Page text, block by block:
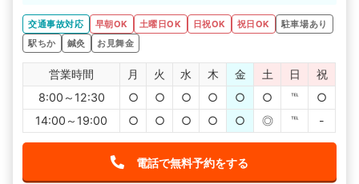
交通事故による怪我の施術だけでなく、リハビリもしてく
れるので、リハビリのために他への通院の手間がなくな
り、通いやすく安心できます。
交通事故対応
早朝OK 土曜日OK 日祝OK 祝日OK
駐車場あり
駅ちか
鍼灸 お見舞金
営業時間 月 火 水 木 金 土 日
祝
8:00～12:30
○ ○ ○ ○ ○ ○ ℡
○
14:00～19:00
○ ○ ○ ○ ○ ◎ ℡ -
電話で無料予約をする